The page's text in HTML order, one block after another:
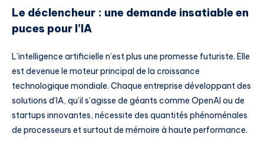
Le déclencheur : une demande insatiable en
puces pour l’IA
L’intelligence artificielle n’est plus une promesse futuriste. Elle
est devenue le moteur principal de la croissance
technologique mondiale. Chaque entreprise développant des
solutions d’IA, qu’il s’agisse de géants comme OpenAI ou de
startups innovantes, nécessite des quantités phénoménales
de processeurs et surtout de mémoire à haute performance.